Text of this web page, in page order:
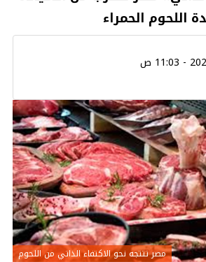
اللحوم الحمراء
مصر تتتجه نحو الاكتفاء الذاتي من اللحوم